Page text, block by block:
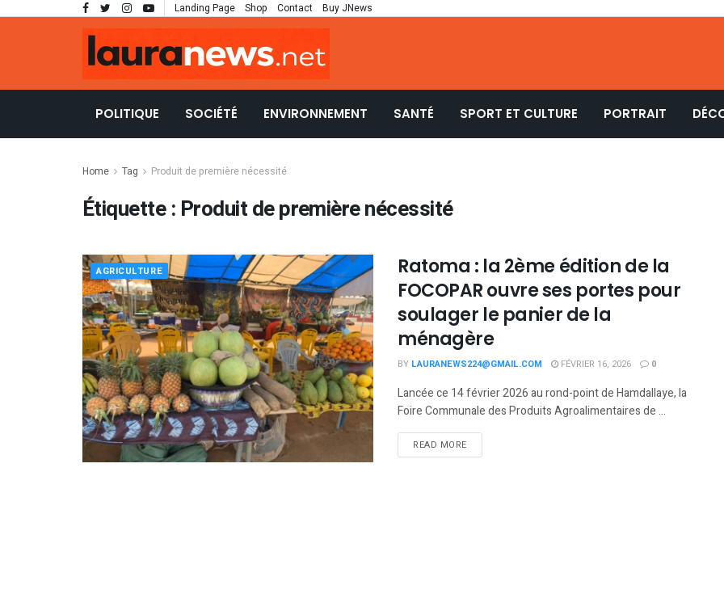
Landing Page Shop Contact Buy JNews
POLITIQUE SOCIÉTÉ ENVIRONNEMENT SANTÉ SPORT ET CULTURE PORTRAIT
Home Tag Produit de première nécessité
Étiquette : Produit de première nécessité
AGRICULTURE
Ratoma : la 2ème édition de la
FOCOPAR ouvre ses portes pour
soulager le panier de la
ménagère
BY LAURANEWS224@GMAIL.COM FÉVRIER 16, 2026 0
Lancée ce 14 février 2026 au rond-point de Hamdallaye, la
Foire Communale des Produits Agroalimentaires de ...
READ MORE